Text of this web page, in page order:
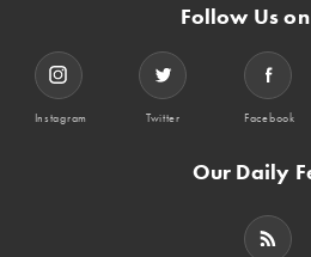
Follow Us on
Instagram Twitter Facebook
Our Daily